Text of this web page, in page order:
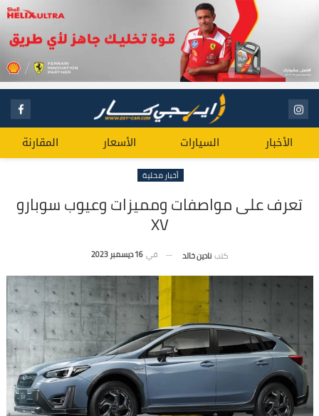
الأخبار السيارات الأسعار المقارنة
أخبار محلية
تعرف على مواصفات ومميزات وعيوب سوبارو
XV
كتب نادين خالد في 16 ديسمبر 2023